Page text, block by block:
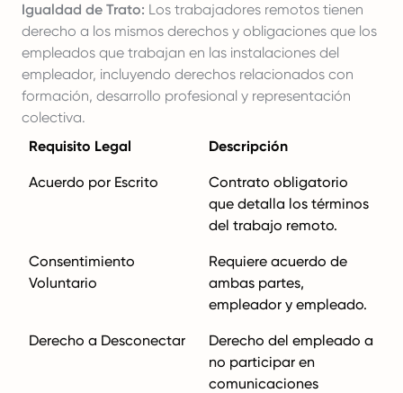
Igualdad de Trato: Los trabajadores remotos tienen
derecho a los mismos derechos y obligaciones que los
empleados que trabajan en las instalaciones del
empleador, incluyendo derechos relacionados con
formación, desarrollo profesional y representación
colectiva.
Requisito Legal
Descripción
Acuerdo por Escrito
Contrato obligatorio
que detalla los términos
del trabajo remoto.
Consentimiento
Voluntario
Requiere acuerdo de
ambas partes,
empleador y empleado.
Derecho a Desconectar
Derecho del empleado a
no participar en
comunicaciones